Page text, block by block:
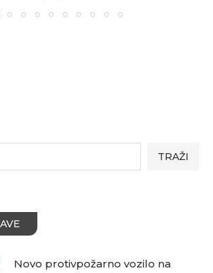
TRAŽI
Novo protivpožarno vozilo na